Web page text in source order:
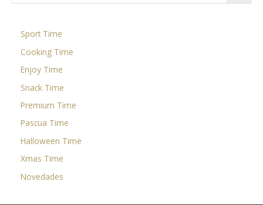
Sport Time
Cooking Time
Enjoy Time
Snack Time
Premium Time
Pascua Time
Halloween Time
Xmas Time
Novedades